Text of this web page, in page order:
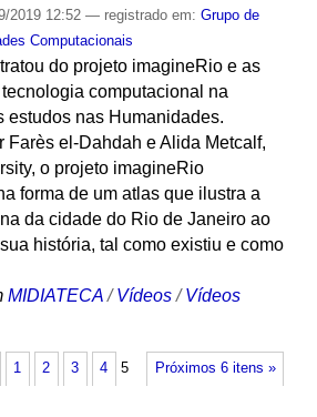
2019 12:52 — registrado em: Grupo de
Computacionais
do projeto imagineRio e as
computacional na
estudos nas Humanidades.
Farès el-Dahdah e Alida Metcalf,
o projeto imagineRio
forma de um atlas que ilustra a
da cidade do Rio de Janeiro ao
história, tal como existiu e como
MIDIATECA /Vídeos /Vídeos
Próximos 6 itens »
1 2 3 4 5